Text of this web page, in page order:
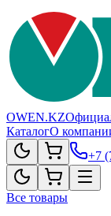
OWEN.KZ
КаталогО
+7
Все товары